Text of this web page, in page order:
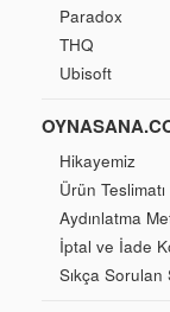
Paradox
THQ
Ubisoft
Hikayemiz
Ürün Teslimatı
Aydınlatma
İptal ve İade
Sıkça